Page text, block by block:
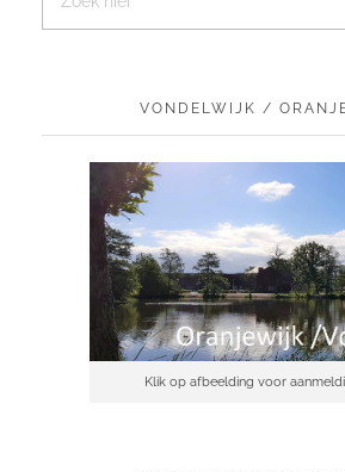
VONDELWIJK /
Klik op afbeelding voor